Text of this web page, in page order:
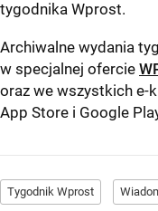
tygodnika Wprost.
Archiwalne wydania
w specjalnej ofercie
oraz we wszystkich e-
App Store i Google
Tygodnik Wprost